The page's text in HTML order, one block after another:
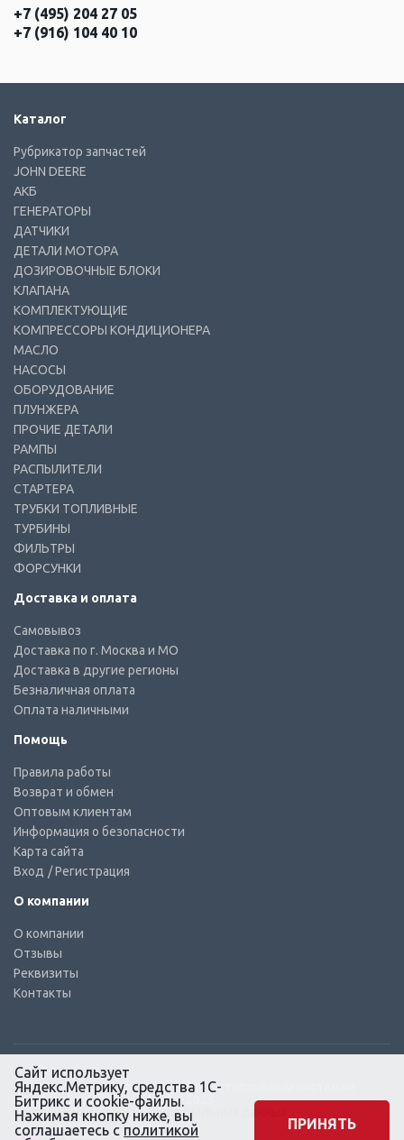
+7 (495) 204 27 05
+7 (916) 104 40 10
Каталог
Рубрикатор запчастей
JOHN DEERE
АКБ
ГЕНЕРАТОРЫ
ДАТЧИКИ
ДЕТАЛИ МОТОРА
ДОЗИРОВОЧНЫЕ БЛОКИ
КЛАПАНА
КОМПЛЕКТУЮЩИЕ
КОМПРЕССОРЫ КОНДИЦИОНЕРА
МАСЛО
НАСОСЫ
ОБОРУДОВАНИЕ
ПЛУНЖЕРА
ПРОЧИЕ ДЕТАЛИ
РАМПЫ
РАСПЫЛИТЕЛИ
СТАРТЕРА
ТРУБКИ ТОПЛИВНЫЕ
ТУРБИНЫ
ФИЛЬТРЫ
ФОРСУНКИ
Доставка и оплата
Самовывоз
Доставка по г. Москва и МО
Доставка в другие регионы
Безналичная оплата
Оплата наличными
Помощь
Правила работы
Возврат и обмен
Оптовым клиентам
Информация о безопасности
Карта сайта
Вход / Регистрация
О компании
О компании
Отзывы
Реквизиты
Контакты
© КТС-Дизель – Комплектующие к топливным системам
Все права защищены, 2003 – 2025
Согласие на обработку персональных данных
Сайт использует
Яндекс.Метрику, средства 1С-
Битрикс и cookie-файлы.
Нажимая кнопку ниже, вы
соглашаетесь с политикой
ПРИНЯТЬ